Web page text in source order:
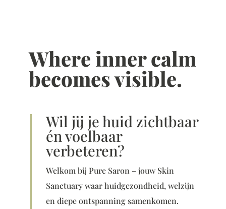
Where inner calm
becomes visible.
Wil jij je huid zichtbaar
én voelbaar
verbeteren?
Welkom bij Pure Saron – jouw Skin
Sanctuary waar huidgezondheid, welzijn
en diepe ontspanning samenkomen.